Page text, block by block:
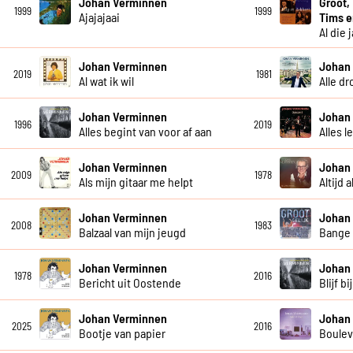
1999
Ajajajaai
1999
Tims
Al die
2019
Johan Verminnen
Al wat ik wil
1981
Johan
Alle
1996
Johan Verminnen
Alles begint van voor af aan
2019
Johan
Alles
2009
Johan Verminnen
Als mijn gitaar me helpt
1978
Johan
Altijd
2008
Johan Verminnen
Balzaal van mijn jeugd
1983
Johan
1978
Johan Verminnen
Bericht uit Oostende
2016
Johan
Blijf
2025
Johan Verminnen
Bootje van papier
2016
Johan